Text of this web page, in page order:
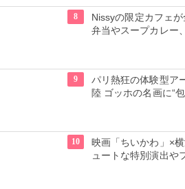
8
Nissyの限定カフェ
弁当やスープカレー
9
パリ熱狂の体験型ア
陸 ゴッホの名画に“
レーヴ・デ・リュミ
10
映画「ちいかわ」×
ュートな特別演出や